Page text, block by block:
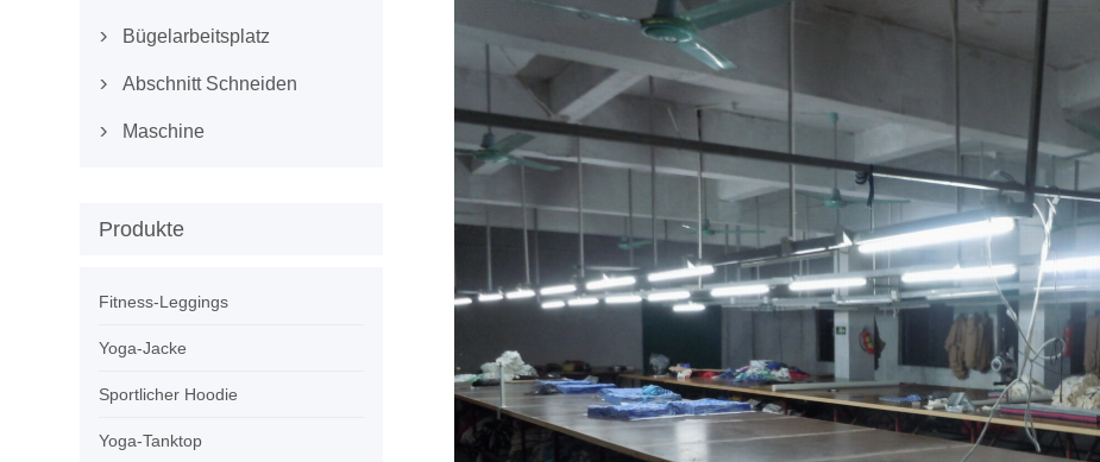
 Bügelarbeitsplatz
 Abschnitt Schneiden
 Maschine
Produkte
Fitness-Leggings
Yoga-Jacke
Sportlicher Hoodie
Yoga-Tanktop